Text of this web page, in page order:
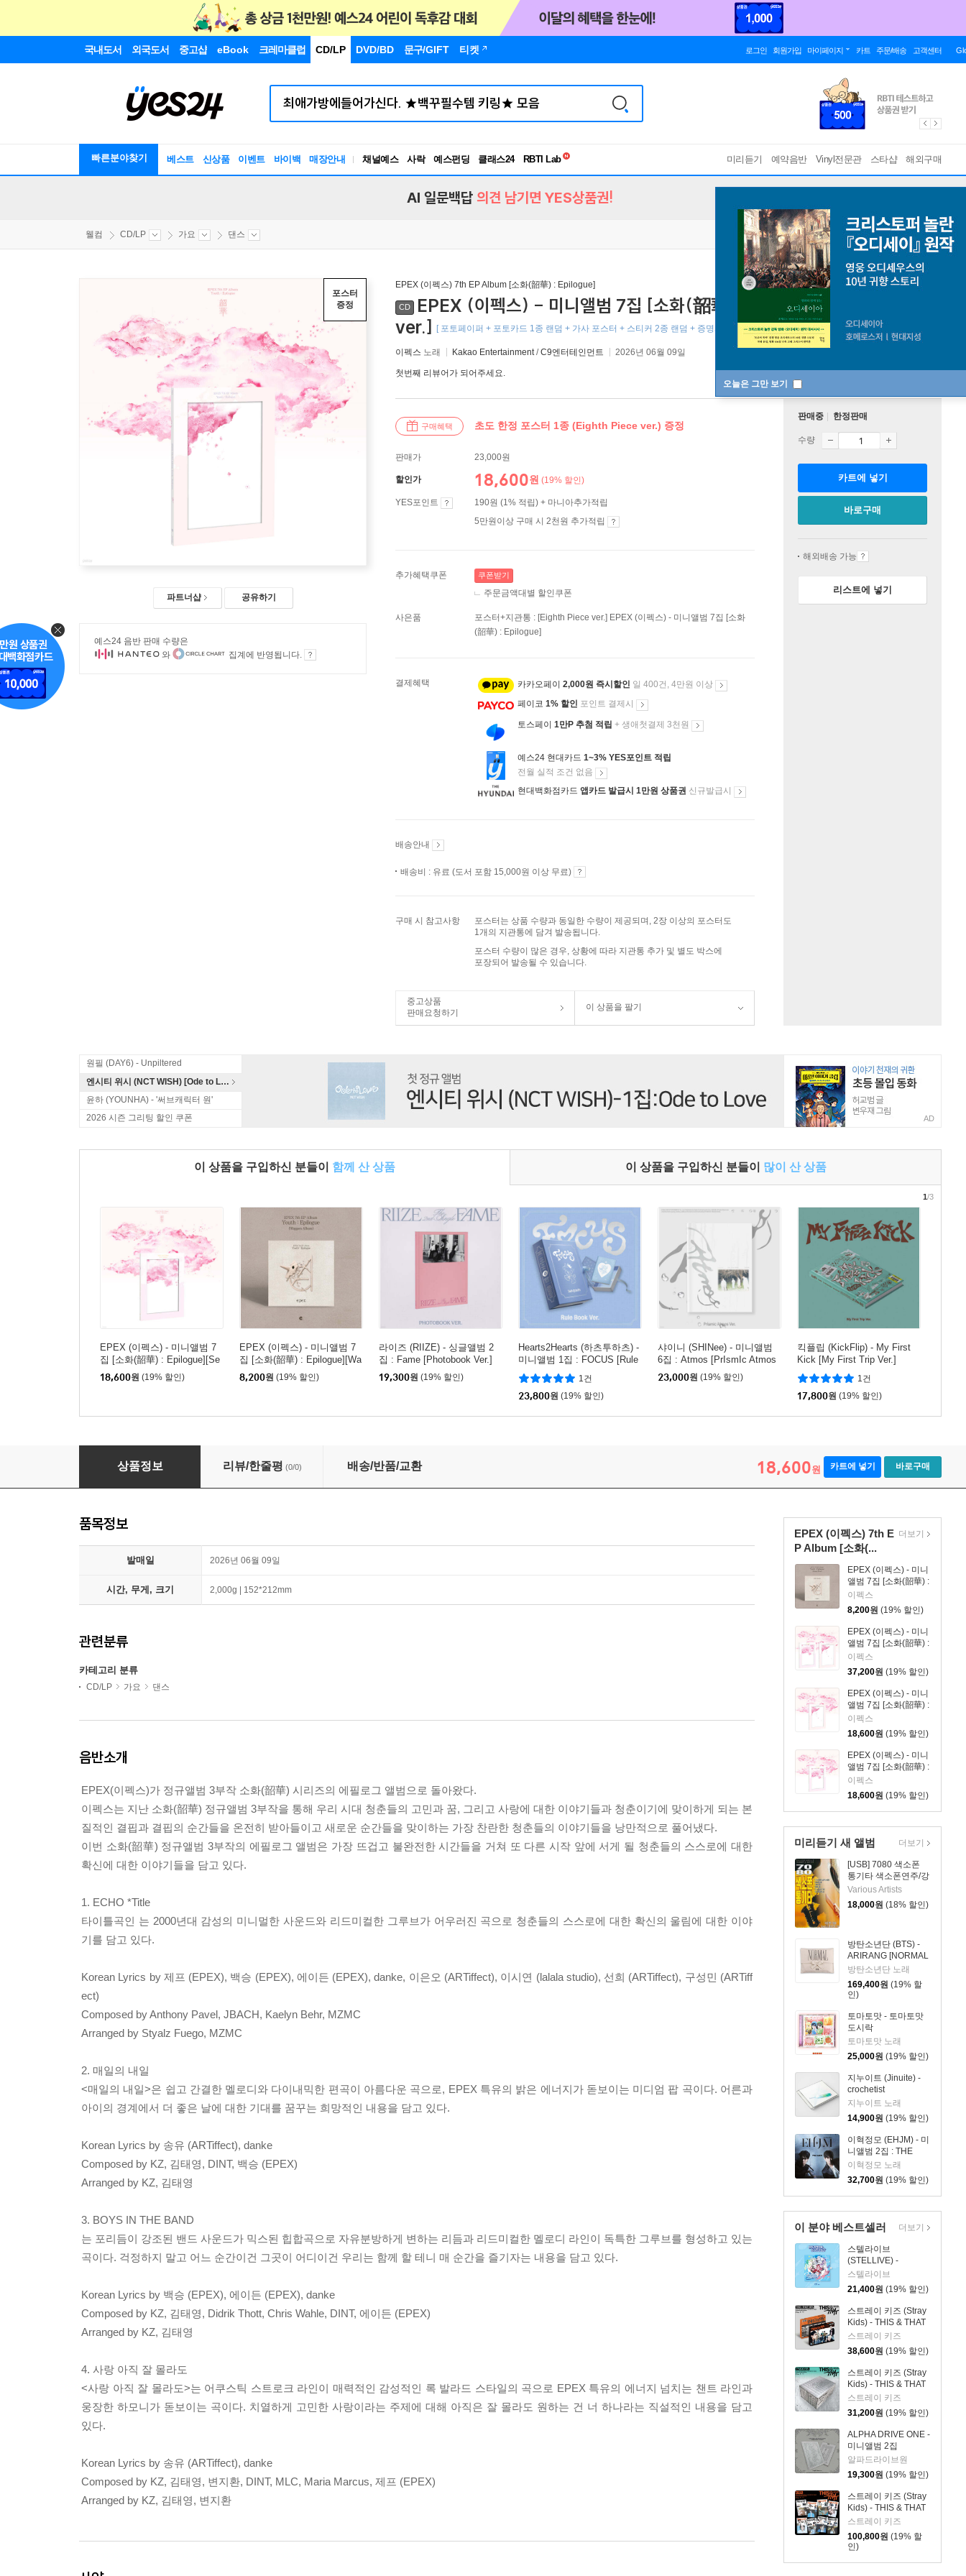
국내도서 외국도서 중고샵 eBook 크레마클럽 CD/LP DVD/BD 문구/GIFT 티켓 로그인 회원가입 마이페이지 카트 주문/배송 고객센터
빠른분야찾기 베스트 신상품 이벤트 바이백 매장안내 채널예스 사락 예스펀딩 클래스24
독서유형검사
미리듣기 예약음반 Vinyl전문관 스타샵 해외구매
오늘은 그만 보기
AI 일문백답 의견 남기면 YES상품권!
웰컴 CD/LP 가요 댄스
포스터
증정
파트너샵 공유하기
예스24 음반 판매 수량은
와
집계에 반영됩니다.
EPEX (이펙스) 7th EP Album [소화(韶華) : Epilogue]
CD
EPEX (이펙스) - 미니앨범 7집 [소화(韶華) : Epilogue][Eighth Piece
ver.]
[ 포토페이퍼 + 포토카드 1종 랜덤 + 가사 포스터 + 스티커 2종 랜덤 + 증명사진 2종 랜덤 ]
이펙스 노래 Kakao Entertainment/C9엔터테인먼트 2026년 06월 09일
첫번째 리뷰어가 되어주세요.
구매혜택 초도 한정 포스터 1종 (Eighth Piece ver.) 증정
판매가 23,000원
할인가 18,600원 (19% 할인)
YES포인트
190원 (1% 적립) + 마니아추가적립
5만원이상 구매 시 2천원 추가적립
추가혜택쿠폰 쿠폰받기
주문금액대별 할인쿠폰
사은품
포스터+지관통 : [Eighth Piece ver.] EPEX (이펙스) - 미니앨범 7집 [소화
(韶華) : Epilogue]
결제혜택 카카오페이 2,000원 즉시할인 일 400건, 4만원 이상
페이코 1% 할인 포인트 결제시
토스페이 1만P 추첨 적립 + 생애첫결제 3천원
예스24 현대카드 1~3% YES포인트 적립
전월 실적 조건 없음
현대백화점카드 앱카드 발급시 1만원 상품권 신규발급시
배송안내
배송비 : 유료 (도서 포함 15,000원 이상 무료)
구매 시 참고사항
포스터는 상품 수량과 동일한 수량이 제공되며, 2장 이상의 포스터도
1개의 지관통에 담겨 발송됩니다.
포스터 수량이 많은 경우, 상황에 따라 지관통 추가 및 별도 박스에
포장되어 발송될 수 있습니다.
중고상품
판매요청하기
이 상품을 팔기
판매중 한정판매
수량
카트에 넣기
바로구매
해외배송 가능
리스트에 넣기
원필 (DAY6) - Unpiltered
엔시티 위시 (NCT WISH) [Ode to Love]
윤하 (YOUNHA) - '써브캐릭터 원'
2026 시즌 그리팅 할인 쿠폰
AD
이 상품을 구입하신 분들이 함께 산 상품 이 상품을 구입하신 분들이 많이 산 상품
EPEX (이펙스) - 미니앨범 7
집 [소화(韶華) : Epilogue][Se
venth Piece ver.]
18,600원 (19% 할인)
EPEX (이펙스) - 미니앨범 7
집 [소화(韶華) : Epilogue][Wa
ppen Album]
8,200원 (19% 할인)
라이즈 (RIIZE) - 싱글앨범 2
집 : Fame [Photobook Ver.]
19,300원 (19% 할인)
Hearts2Hearts (하츠투하츠) -
미니앨범 1집 : FOCUS [Rule
Book Ver.]
1건
23,800원 (19% 할인)
샤이니 (SHINee) - 미니앨범
6집 : Atmos [PrIsmIc Atmos
Ver.]
23,000원 (19% 할인)
킥플립 (KickFlip) - My First
Kick [My First Trip Ver.]
1건
17,800원 (19% 할인)
1/3
EPEX (이펙스) - 미니앨범 7집 [소화(韶華) : Epilogue][Eighth Piece ver.]
상품정보 리뷰/한줄평 (0/0) 배송/반품/교환 18,600원 카트에 넣기 바로구매
EPEX (이펙스) 7th E
P Album [소화(...
EPEX (이펙스) - 미니
앨범 7집 [소화(韶華) :
Epilogue][Wappen
Album]
이펙스
8,200원 (19% 할인)
EPEX (이펙스) - 미니
앨범 7집 [소화(韶華) :
Epilogue][2종 SET]
이펙스
37,200원 (19% 할인)
EPEX (이펙스) - 미니
앨범 7집 [소화(韶華) :
Epilogue][Eighth
Piece ver.]
이펙스
18,600원 (19% 할인)
EPEX (이펙스) - 미니
앨범 7집 [소화(韶華) :
Epilogue][Seventh
Piece ver.]
이펙스
18,600원 (19% 할인)
더보기
미리듣기 새 앨범
[USB] 7080 색소폰
통기타 색소폰연주/강
승용
Various Artists
18,000원 (18% 할인)
방탄소년단 (BTS) -
ARIRANG [NORMAL
x CALVIN KLEIN
SLEEPWEAR]
방탄소년단 노래
169,400원 (19% 할
인)
토마토맛 - 토마토맛
도시락
토마토맛 노래
25,000원 (19% 할인)
지누이트 (Jinuite) -
crochetist
지누이트 노래
14,900원 (19% 할인)
이혁정모 (EHJM) - 미
니앨범 2집 : THE
MEN
이혁정모 노래
32,700원 (19% 할인)
더보기
이 분야 베스트셀러
스텔라이브
(STELLIVE) -
STELLIVE Cliche 1st
EP 「Colorful
Strokes」 - CD Ver.
스텔라이브
21,400원 (19% 할인)
스트레이 키즈 (Stray
Kids) - THIS & THAT
[2종 SET]
스트레이 키즈
38,600원 (19% 할인)
스트레이 키즈 (Stray
Kids) - THIS & THAT
[TRUCK VER.]
스트레이 키즈
31,200원 (19% 할인)
ALPHA DRIVE ONE -
미니앨범 2집
'UNBREAKABLE : 少
年BEAST' [Fragile
Beast Ver.]
알파드라이브원
19,300원 (19% 할인)
스트레이 키즈 (Stray
Kids) - THIS & THAT
[& VER.][8종 SET]
스트레이 키즈
100,800원 (19% 할
인)
더보기
품목정보
발매일 2026년 06월 09일
시간, 무게, 크기 2,000g | 152*212mm
관련분류
카테고리 분류
CD/LP 가요 댄스
음반소개
EPEX(이펙스)가 정규앨범 3부작 소화(韶華) 시리즈의 에필로그 앨범으로 돌아왔다.
이펙스는 지난 소화(韶華) 정규앨범 3부작을 통해 우리 시대 청춘들의 고민과 꿈, 그리고 사랑에 대한 이야기들과 청춘이기에 맞이하게 되는 본
질적인 결핍과 결핍의 순간들을 온전히 받아들이고 새로운 순간들을 맞이하는 가장 찬란한 청춘들의 이야기들을 낭만적으로 풀어냈다.
이번 소화(韶華) 정규앨범 3부작의 에필로그 앨범은 가장 뜨겁고 불완전한 시간들을 거쳐 또 다른 시작 앞에 서게 될 청춘들의 스스로에 대한
확신에 대한 이야기들을 담고 있다.
1. ECHO *Title
타이틀곡인 는 2000년대 감성의 미니멀한 사운드와 리드미컬한 그루브가 어우러진 곡으로 청춘들의 스스로에 대한 확신의 울림에 대한 이야
기를 담고 있다.
Korean Lyrics by 제프 (EPEX), 백승 (EPEX), 에이든 (EPEX), danke, 이은오 (ARTiffect), 이시연 (lalala studio), 선희 (ARTiffect), 구성민 (ARTiff
ect)
Composed by Anthony Pavel, JBACH, Kaelyn Behr, MZMC
Arranged by Styalz Fuego, MZMC
2. 매일의 내일
<매일의 내일>은 쉽고 간결한 멜로디와 다이내믹한 편곡이 아름다운 곡으로, EPEX 특유의 밝은 에너지가 돋보이는 미디엄 팝 곡이다. 어른과
아이의 경계에서 더 좋은 날에 대한 기대를 꿈꾸는 희망적인 내용을 담고 있다.
Korean Lyrics by 송유 (ARTiffect), danke
Composed by KZ, 김태영, DINT, 백승 (EPEX)
Arranged by KZ, 김태영
3. BOYS IN THE BAND
는 포리듬이 강조된 밴드 사운드가 믹스된 힙합곡으로 자유분방하게 변하는 리듬과 리드미컬한 멜로디 라인이 독특한 그루브를 형성하고 있는
곡이다. 걱정하지 말고 어느 순간이건 그곳이 어디이건 우리는 함께 할 테니 매 순간을 즐기자는 내용을 담고 있다.
Korean Lyrics by 백승 (EPEX), 에이든 (EPEX), danke
Composed by KZ, 김태영, Didrik Thott, Chris Wahle, DINT, 에이든 (EPEX)
Arranged by KZ, 김태영
4. 사랑 아직 잘 몰라도
<사랑 아직 잘 몰라도>는 어쿠스틱 스트로크 라인이 매력적인 감성적인 록 발라드 스타일의 곡으로 EPEX 특유의 에너지 넘치는 챈트 라인과
웅장한 하모니가 돋보이는 곡이다. 치열하게 고민한 사랑이라는 주제에 대해 아직은 잘 몰라도 원하는 건 너 하나라는 직설적인 내용을 담고
있다.
Korean Lyrics by 송유 (ARTiffect), danke
Composed by KZ, 김태영, 변지환, DINT, MLC, Maria Marcus, 제프 (EPEX)
Arranged by KZ, 김태영, 변지환